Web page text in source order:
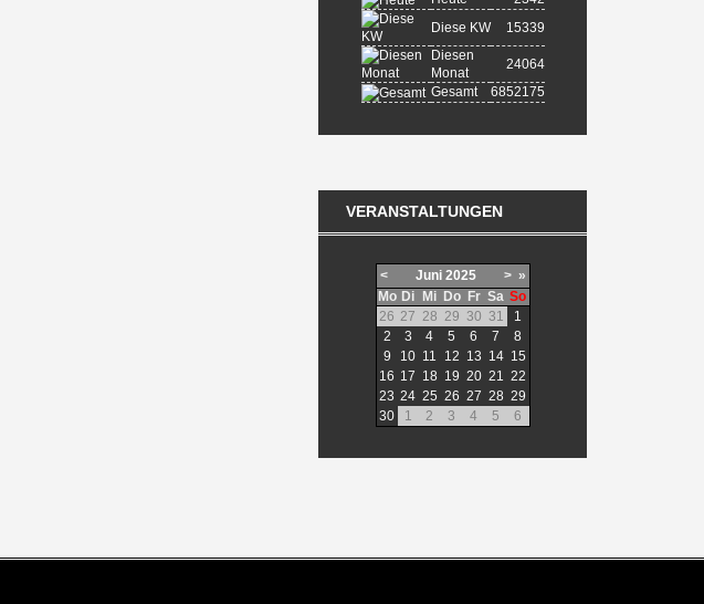
Diese KW
15339
Diesen
Monat
24064
Gesamt
6852175
VERANSTALTUNGEN
< Juni 2025 > »
Mo Di Mi Do Fr Sa So
26 27 28 29 30 31
1
2
3 4 5 6 7
8
9
10 11 12 13 14 15
16 17 18 19 20 21 22
23 24 25 26 27 28 29
30
1 2 3 4 5 6